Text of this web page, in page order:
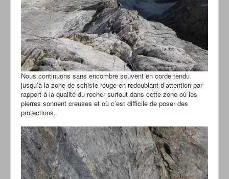
Nous continuons sans encombre souvent en corde tendu
jusqu’à la zone de schiste rouge en redoublant d’attention par
rapport à la qualité du rocher surtout dans cette zone où les
pierres sonnent creuses et où c’est difficile de poser des
protections.